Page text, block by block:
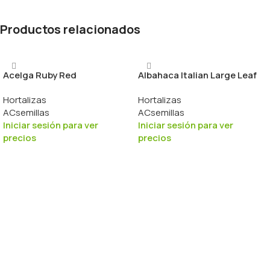
Productos relacionados
Acelga Ruby Red
Hortalizas
ACsemillas
Iniciar sesión para ver
precios
Albahaca Italian Large Leaf
Hortalizas
ACsemillas
Iniciar sesión para ver
precios